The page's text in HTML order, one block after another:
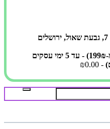
איסוף עצמי מהחנות- כנפי נשרים 7, גבעת שאול, ירושלים
משלוח עד הבית חינם (בהזמנות מ-199₪) - עד 5 ימי עסקים
- ₪0.00